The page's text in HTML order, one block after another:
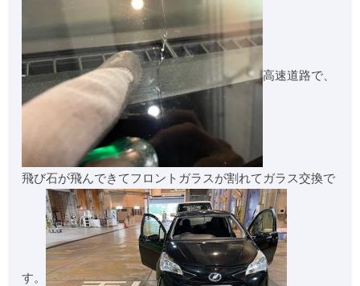
高速道路で、
飛び石が飛んできてフロントガラスが割れてガラス交換で
す。